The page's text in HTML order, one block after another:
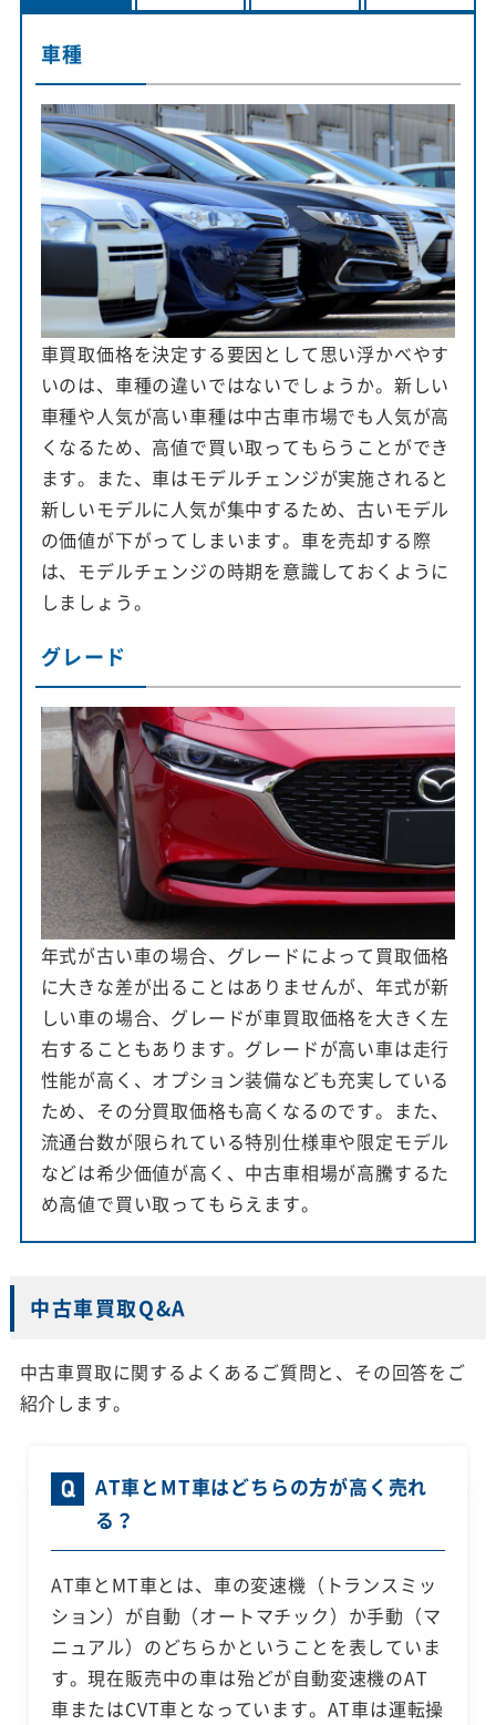
車種
車買取価格を決定する要因として思い浮かべやす
いのは、車種の違いではないでしょうか。新しい
車種や人気が高い車種は中古車市場でも人気が高
くなるため、高値で買い取ってもらうことができ
ます。また、車はモデルチェンジが実施されると
新しいモデルに人気が集中するため、古いモデル
の価値が下がってしまいます。車を売却する際
は、モデルチェンジの時期を意識しておくように
しましょう。
グレード
年式が古い車の場合、グレードによって買取価格
に大きな差が出ることはありませんが、年式が新
しい車の場合、グレードが車買取価格を大きく左
右することもあります。グレードが高い車は走行
性能が高く、オプション装備なども充実している
ため、その分買取価格も高くなるのです。また、
流通台数が限られている特別仕様車や限定モデル
などは希少価値が高く、中古車相場が高騰するた
め高値で買い取ってもらえます。
中古車買取Q&A
中古車買取に関するよくあるご質問と、その回答をご
紹介します。
AT車とMT車はどちらの方が高く売れ
る？
AT車とMT車とは、車の変速機（トランスミッ
ション）が自動（オートマチック）か手動（マ
ニュアル）のどちらかということを表していま
す。現在販売中の車は殆どが自動変速機のAT
車またはCVT車となっています。AT車は運転操